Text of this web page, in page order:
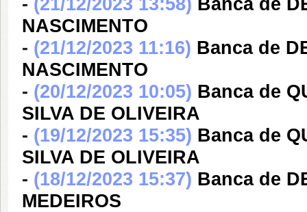
- (21/12/2023 13:58) Banca de
NASCIMENTO
- (21/12/2023 11:16) Banca de
NASCIMENTO
- (20/12/2023 10:05) Banca de
SILVA DE OLIVEIRA
- (19/12/2023 15:35) Banca de
SILVA DE OLIVEIRA
- (18/12/2023 15:37) Banca de
MEDEIROS